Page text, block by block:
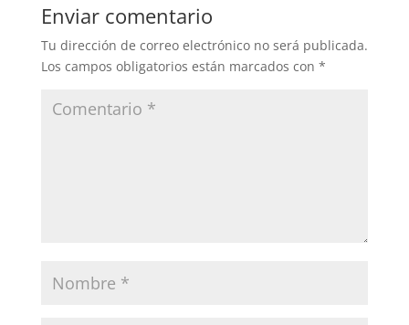
Enviar comentario
Tu dirección de correo electrónico no será publicada.
Los campos obligatorios están marcados con *